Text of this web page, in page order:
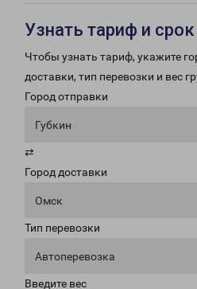
Узнать тариф и
Чтобы узнать тариф, укажите
доставки, тип перевозки и вес
Город отправки
Губкин
⇄
Город доставки
Омск
Тип перевозки
Автоперевозка
Введите вес